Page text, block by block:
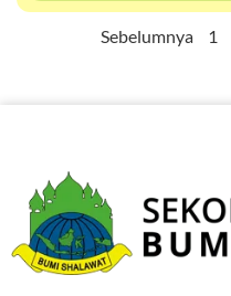
Sebelumnya 1